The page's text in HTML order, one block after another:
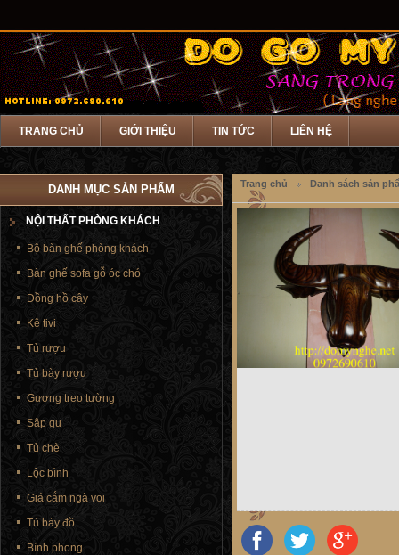
TRANG CHỦ GIỚI THIỆU TIN TỨC LIÊN HỆ
Trang chủ Danh sách sản
DANH MỤC SẢN PHẨM
NỘI THẤT PHÒNG KHÁCH
Bộ bàn ghế phòng khách
Bàn ghế sofa gỗ óc chó
Đồng hồ cây
Kệ tivi
Tủ rượu
Tủ bày rượu
Gương treo tường
Sập gụ
Tủ chè
Lộc bình
Giá cắm ngà voi
Tủ bày đồ
Bình phong